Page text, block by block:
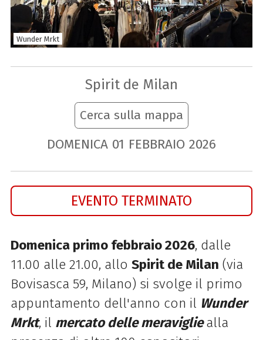
Wunder Mrkt
Spirit de Milan
Cerca sulla mappa
DOMENICA 01 FEBBRAIO 2026
EVENTO TERMINATO
Domenica primo febbraio 2026, dalle
11.00 alle 21.00, allo Spirit de Milan (via
Bovisasca 59, Milano) si svolge il primo
appuntamento dell'anno con il Wunder
Mrkt, il mercato delle meravigliealla